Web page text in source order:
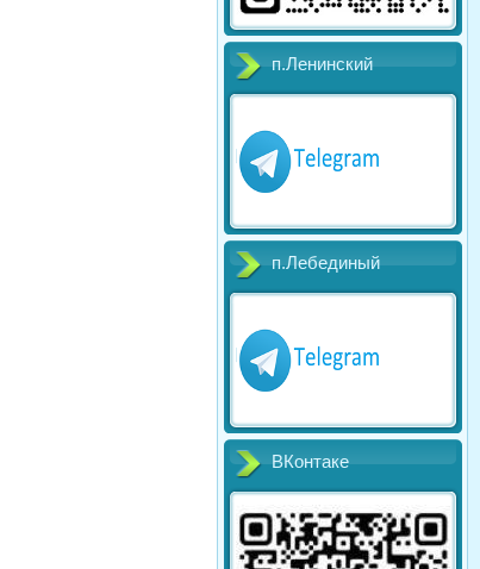
п.Ленинский
п.Лебединый
ВКонтаке